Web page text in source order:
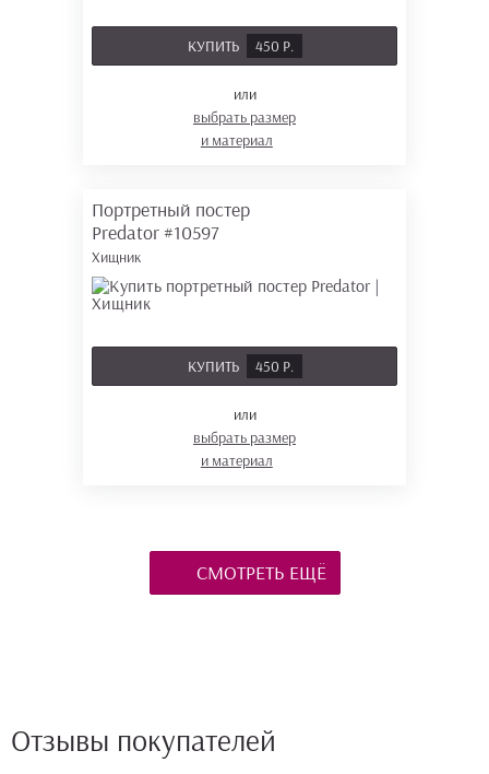
КУПИТЬ 450 Р.
или
выбрать размер
и материал
Портретный постер
Predator #10597
Хищник
КУПИТЬ 450 Р.
или
выбрать размер
и материал
СМОТРЕТЬ ЕЩЁ
Отзывы покупателей